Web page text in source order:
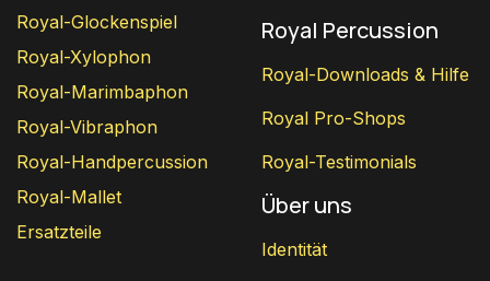
Royal-Glockenspiel
Royal-Xylophon
Royal-Marimbaphon
Royal-Vibraphon
Royal-Handpercussion
Royal-Mallet
Ersatzteile
Royal Percussion
Royal-Downloads & Hilfe
Royal Pro-Shops
Royal-Testimonials
Über uns
Identität